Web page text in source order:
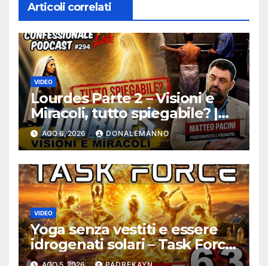
Articoli correlati
VIDEO
Lourdes Parte 2 – Visioni e
Miracoli, tutto spiegabile? |
Debunking |
#ConfessionalePodcast 294
AGO 6, 2026 DONALEMANNO
VIDEO
Yoga senza vestiti e essere
idrogenati solari – Task Force
Antidisagio ep. 63